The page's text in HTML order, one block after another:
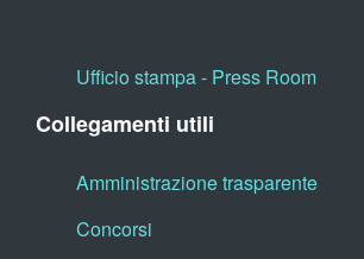
Ufficio stampa - Press Room
Collegamenti utili
Amministrazione trasparente
Concorsi